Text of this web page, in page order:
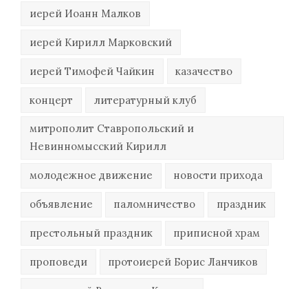
иерей Иоанн Малков
иерей Кирилл Марковский
иерей Тимофей Чайкин казачество
концерт литературный клуб
митрополит Ставропольский и
Невинномысский Кирилл
молодежное движение новости прихода
объявление паломничество праздник
престольный праздник приписной храм
проповеди протоиерей Борис Ланчиков